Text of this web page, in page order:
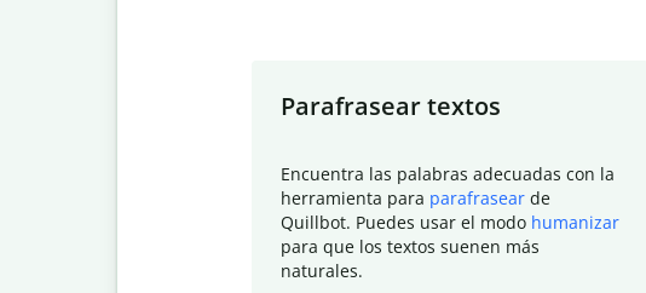
Parafrasear textos
Encuentra las palabras adecuadas con la
herramienta para parafrasear de
Quillbot. Puedes usar el modo humanizar
para que los textos suenen más
naturales.